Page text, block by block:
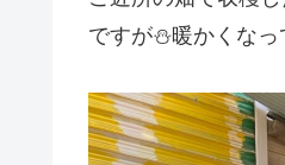
ですが⛄暖かくな